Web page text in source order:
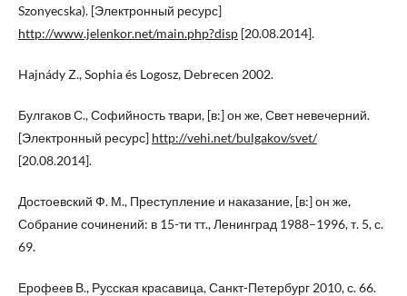
Szonyecska). [Электронный ресурс]
http://www.jelenkor.net/main.php?disp [20.08.2014].
Hajnády Z., Sophia és Logosz, Debrecen 2002.
Булгаков С., Софийность твари, [в:] он же, Свет невечерний.
[Электронный ресурс] http://vehi.net/bulgakov/svet/
[20.08.2014].
Достоевский Ф. М., Преступление и наказание, [в:] он же,
Собрание сочинений: в 15-ти тт., Ленинград 1988–1996, т. 5, с.
69.
Ерофеев В., Русская красавица, Санкт-Петербург 2010, с. 66.